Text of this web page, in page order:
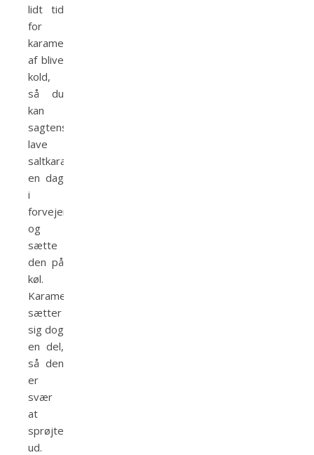
lidt tid
for
karamellen
af blive
kold,
så du
kan
sagtens
lave
saltkaramellen
en dag
i
forvejen
og
sætte
den på
køl.
Karamellen
sætter
sig dog
en del,
så den
er
svær
at
sprøjte
ud.